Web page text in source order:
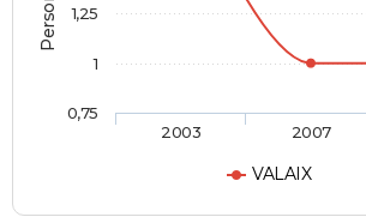
VALAIX
2003 2007
0,75
1
1,25